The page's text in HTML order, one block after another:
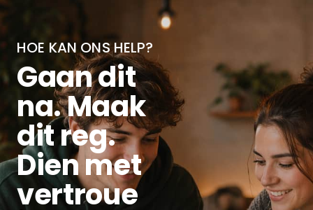
HOE KAN ONS HELP?
Gaan dit
na. Maak
dit reg.
Dien met
vertroue